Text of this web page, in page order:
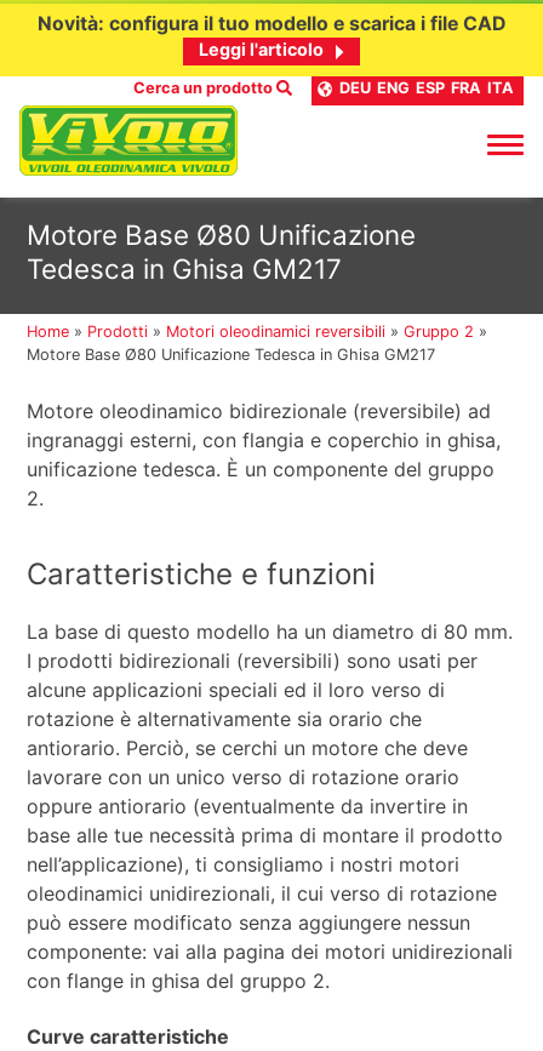
contenuto
Novità: configura il tuo modello e scarica i file CAD
Leggi l'articolo
Cerca un prodotto DEU ENG ESP FRA ITA
Motore Base Ø80 Unificazione
Tedesca in Ghisa GM217
Home » Prodotti » Motori oleodinamici reversibili »Gruppo 2 »
Motore Base Ø80 Unificazione Tedesca in Ghisa GM217
Motore oleodinamico bidirezionale (reversibile) ad
ingranaggi esterni, con flangia e coperchio in ghisa,
unificazione tedesca. È un componente del gruppo
2.
Caratteristiche e funzioni
La base di questo modello ha un diametro di 80 mm.
I prodotti bidirezionali (reversibili) sono usati per
alcune applicazioni speciali ed il loro verso di
rotazione è alternativamente sia orario che
antiorario. Perciò, se cerchi un motore che deve
lavorare con un unico verso di rotazione orario
oppure antiorario (eventualmente da invertire in
base alle tue necessità prima di montare il prodotto
nell’applicazione), ti consigliamo i nostri motori
oleodinamici unidirezionali, il cui verso di rotazione
può essere modificato senza aggiungere nessun
componente: vai alla pagina dei motori unidirezionali
con flange in ghisa del gruppo 2.
Curve caratteristiche